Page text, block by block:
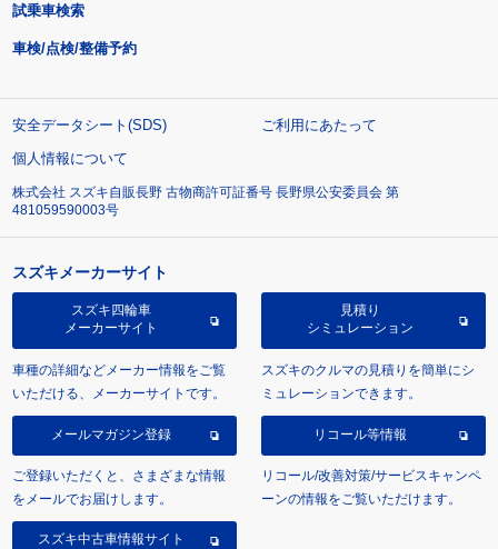
試乗車検索
車検/点検/整備予約
安全データシート(SDS)
ご利用にあたって
個人情報について
株式会社 スズキ自販長野 古物商許可証番号 長野県公安委員会 第
481059590003号
スズキメーカーサイト
スズキ四輪車
メーカーサイト
車種の詳細などメーカー情報をご覧
いただける、メーカーサイトです。
見積り
シミュレーション
スズキのクルマの見積りを簡単にシ
ミュレーションできます。
メールマガジン登録
ご登録いただくと、さまざまな情報
をメールでお届けします。
リコール等情報
リコール/改善対策/サービスキャンペ
ーンの情報をご覧いただけます。
スズキ中古車情報サイト